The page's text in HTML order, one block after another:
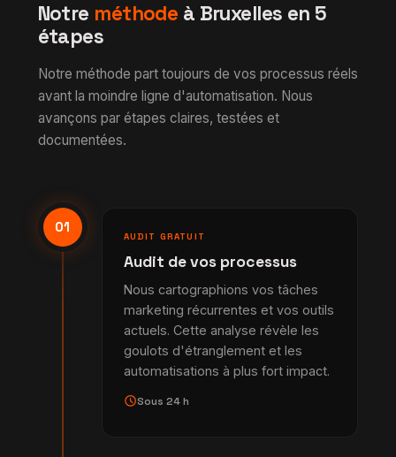
Notre méthode à Bruxelles en 5
étapes
Notre méthode part toujours de vos processus réels
avant la moindre ligne d'automatisation. Nous
avançons par étapes claires, testées et
documentées.
01
AUDIT GRATUIT
Audit de vos processus
Nous cartographions vos tâches
marketing récurrentes et vos outils
actuels. Cette analyse révèle les
goulots d'étranglement et les
automatisations à plus fort impact.
scheduleSous 24 h